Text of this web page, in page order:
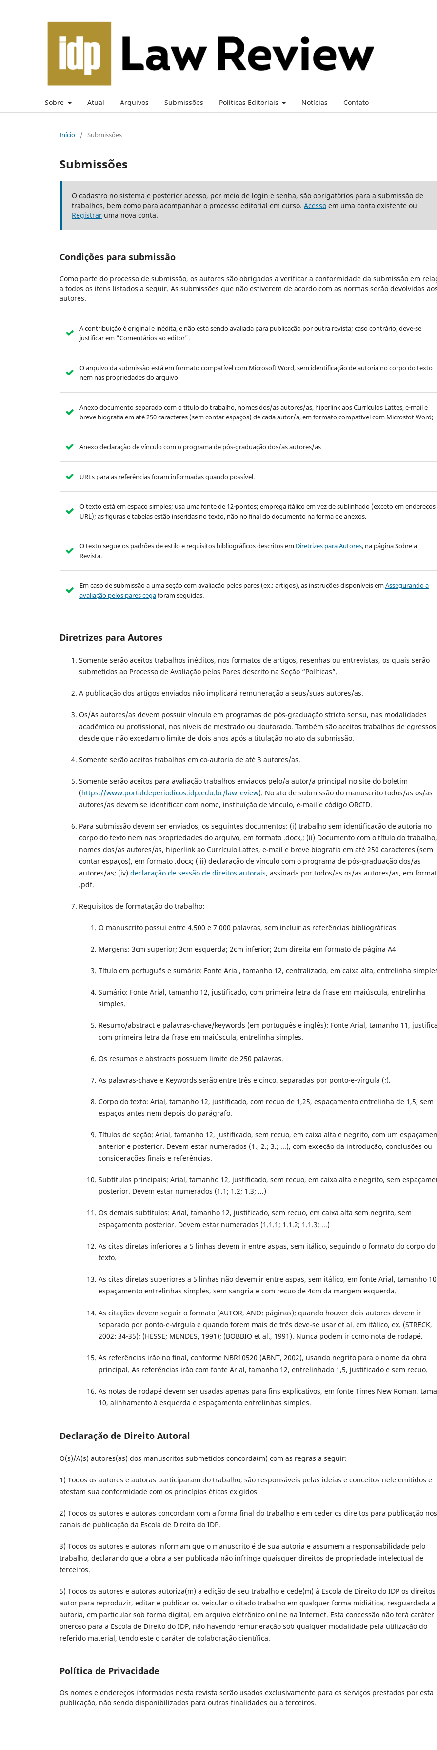
Sobre Atual Arquivos Submissões Políticas Editoriais Notícias Contato
Início / Submissões
Submissões
O cadastro no sistema e posterior acesso, por meio de login e senha, são obrigatórios para a submissão de
trabalhos, bem como para acompanhar o processo editorial em curso. Acesso em uma conta existente ou
Registrar uma nova conta.
Condições para submissão
Como parte do processo de submissão, os autores são obrigados a verificar a conformidade da submissão em
a todos os itens listados a seguir. As submissões que não estiverem de acordo com as normas serão devolvidas
autores.
A contribuição é original e inédita, e não está sendo avaliada para publicação por outra revista; caso contrário, deve-se
justificar em "Comentários ao editor".
O arquivo da submissão está em formato compatível com Microsoft Word, sem identificação de autoria no corpo do texto
nem nas propriedades do arquivo
Anexo documento separado com o título do trabalho, nomes dos/as autores/as, hiperlink aos Currículos Lattes, e-mail e
breve biografia em até 250 caracteres (sem contar espaços) de cada autor/a, em formato compatível com Microsfot Word;
Anexo declaração de vínculo com o programa de pós-graduação dos/as autores/as
URLs para as referências foram informadas quando possível.
O texto está em espaço simples; usa uma fonte de 12-pontos; emprega itálico em vez de sublinhado (exceto em endereços
URL); as figuras e tabelas estão inseridas no texto, não no final do documento na forma de anexos.
O texto segue os padrões de estilo e requisitos bibliográficos descritos em Diretrizes para Autores, na página Sobre a
Revista.
Em caso de submissão a uma seção com avaliação pelos pares (ex.: artigos), as instruções disponíveis emAssegurando a
avaliação pelos pares cegaforam seguidas.
Diretrizes para Autores
Somente serão aceitos trabalhos inéditos, nos formatos de artigos, resenhas ou entrevistas, os quais serão
submetidos ao Processo de Avaliação pelos Pares descrito na Seção “Políticas”.
A publicação dos artigos enviados não implicará remuneração a seus/suas autores/as.
Os/As autores/as devem possuir vínculo em programas de pós-graduação stricto sensu, nas modalidades
acadêmico ou profissional, nos níveis de mestrado ou doutorado. Também são aceitos trabalhos de egressos
desde que não excedam o limite de dois anos após a titulação no ato da submissão.
Somente serão aceitos trabalhos em co-autoria de até 3 autores/as.
Somente serão aceitos para avaliação trabalhos enviados pelo/a autor/a principal no site do boletim
(https://www.portaldeperiodicos.idp.edu.br/lawreview). No ato de submissão do manuscrito todos/as os/as
autores/as devem se identificar com nome, instituição de vínculo, e-mail e código ORCID.
Para submissão devem ser enviados, os seguintes documentos: (i) trabalho sem identificação de autoria no
corpo do texto nem nas propriedades do arquivo, em formato .docx,; (ii) Documento com o título do trabalho,
nomes dos/as autores/as, hiperlink ao Currículo Lattes, e-mail e breve biografia em até 250 caracteres (sem
contar espaços), em formato .docx; (iii) declaração de vínculo com o programa de pós-graduação dos/as
autores/as; (iv) declaração de sessão de direitos autorais, assinada por todos/as os/as autores/as, em
.pdf.
Requisitos de formatação do trabalho:
O manuscrito possui entre 4.500 e 7.000 palavras, sem incluir as referências bibliográficas.
Margens: 3cm superior; 3cm esquerda; 2cm inferior; 2cm direita em formato de página A4.
Título em português e sumário: Fonte Arial, tamanho 12, centralizado, em caixa alta, entrelinha
Sumário: Fonte Arial, tamanho 12, justificado, com primeira letra da frase em maiúscula, entrelinha
simples.
Resumo/abstract e palavras-chave/keywords (em português e inglês): Fonte Arial, tamanho 11,
com primeira letra da frase em maiúscula, entrelinha simples.
Os resumos e abstracts possuem limite de 250 palavras.
As palavras-chave e Keywords serão entre três e cinco, separadas por ponto-e-vírgula (;).
Corpo do texto: Arial, tamanho 12, justificado, com recuo de 1,25, espaçamento entrelinha de 1,5, sem
espaços antes nem depois do parágrafo.
Títulos de seção: Arial, tamanho 12, justificado, sem recuo, em caixa alta e negrito, com um
anterior e posterior. Devem estar numerados (1.; 2.; 3.; ...), com exceção da introdução, conclusões ou
considerações finais e referências.
Subtítulos principais: Arial, tamanho 12, justificado, sem recuo, em caixa alta e negrito, sem
posterior. Devem estar numerados (1.1; 1.2; 1.3; ...)
Os demais subtítulos: Arial, tamanho 12, justificado, sem recuo, em caixa alta sem negrito, sem
espaçamento posterior. Devem estar numerados (1.1.1; 1.1.2; 1.1.3; ...)
As citas diretas inferiores a 5 linhas devem ir entre aspas, sem itálico, seguindo o formato do corpo do
texto.
As citas diretas superiores a 5 linhas não devem ir entre aspas, sem itálico, em fonte Arial, tamanho
espaçamento entrelinhas simples, sem sangria e com recuo de 4cm da margem esquerda.
As citações devem seguir o formato (AUTOR, ANO: páginas); quando houver dois autores devem ir
separado por ponto-e-vírgula e quando forem mais de três deve-se usar et al. em itálico, ex. (STRECK,
2002: 34-35); (HESSE; MENDES, 1991); (BOBBIO et al., 1991). Nunca podem ir como nota de rodapé.
As referências irão no final, conforme NBR10520 (ABNT, 2002), usando negrito para o nome da obra
principal. As referências irão com fonte Arial, tamanho 12, entrelinhado 1,5, justificado e sem recuo.
As notas de rodapé devem ser usadas apenas para fins explicativos, em fonte Times New Roman,
10, alinhamento à esquerda e espaçamento entrelinhas simples.
Declaração de Direito Autoral
O(s)/A(s) autores(as) dos manuscritos submetidos concorda(m) com as regras a seguir:
1) Todos os autores e autoras participaram do trabalho, são responsáveis pelas ideias e conceitos nele emitidos e
atestam sua conformidade com os princípios éticos exigidos.
2) Todos os autores e autoras concordam com a forma final do trabalho e em ceder os direitos para publicação nos
canais de publicação da Escola de Direito do IDP.
3) Todos os autores e autoras informam que o manuscrito é de sua autoria e assumem a responsabilidade pelo
trabalho, declarando que a obra a ser publicada não infringe quaisquer direitos de propriedade intelectual de
terceiros.
5) Todos os autores e autoras autoriza(m) a edição de seu trabalho e cede(m) à Escola de Direito do IDP os
autor para reproduzir, editar e publicar ou veicular o citado trabalho em qualquer forma midiática, resguardada a
autoria, em particular sob forma digital, em arquivo eletrônico online na Internet. Esta concessão não terá caráter
oneroso para a Escola de Direito do IDP, não havendo remuneração sob qualquer modalidade pela utilização do
referido material, tendo este o caráter de colaboração científica.
Política de Privacidade
Os nomes e endereços informados nesta revista serão usados exclusivamente para os serviços prestados por esta
publicação, não sendo disponibilizados para outras finalidades ou a terceiros.